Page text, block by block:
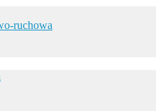
ruchowa